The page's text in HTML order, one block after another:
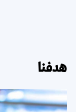
هدفنا